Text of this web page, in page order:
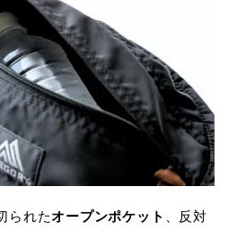
られたオープンポケット
、反対